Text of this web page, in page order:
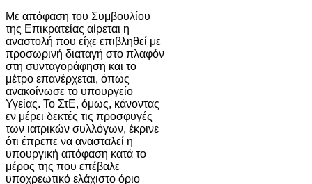
Με απόφαση του Συμβουλίου
της Επικρατείας αίρεται η
αναστολή που είχε επιβληθεί με
προσωρινή διαταγή στο πλαφόν
στη συνταγοράφηση και το
μέτρο επανέρχεται, όπως
ανακοίνωσε το υπουργείο
Υγείας. Το ΣτΕ, όμως, κάνοντας
εν μέρει δεκτές τις προσφυγές
των ιατρικών συλλόγων, έκρινε
ότι έπρεπε να ανασταλεί η
υπουργική απόφαση κατά το
μέρος της που επέβαλε
υποχρεωτικό ελάχιστο όριο